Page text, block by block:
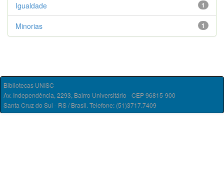
1
Igualdade
1
Minorias
Bibliotecas UNISC
Av. Independência, 2293, Bairro Universitário - CEP 96815-900
Santa Cruz do Sul - RS / Brasil. Telefone: (51)3717.7409